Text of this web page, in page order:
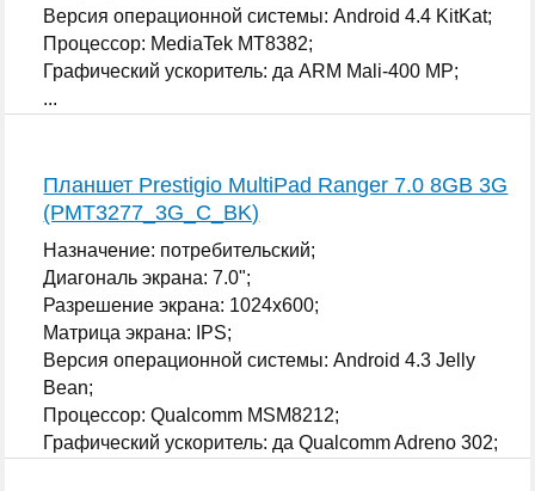
Версия операционной системы: Android 4.4 KitKat;
Процессор: MediaTek MT8382;
Графический ускоритель: да ARM Mali-400 MP;
...
Планшет Prestigio MultiPad Ranger 7.0 8GB 3G
(PMT3277_3G_C_BK)
Назначение: потребительский;
Диагональ экрана: 7.0";
Разрешение экрана: 1024x600;
Матрица экрана: IPS;
Версия операционной системы: Android 4.3 Jelly
Bean;
Процессор: Qualcomm MSM8212;
Графический ускоритель: да Qualcomm Adreno 302;